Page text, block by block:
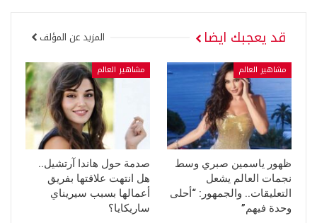
قد يعجبك ايضا المزيد عن المؤلف
مشاهير العالم
ظهور ياسمين صبري وسط
نجمات العالم يشعل
التعليقات.. والجمهور: “أحلى
وحدة فيهم”
مشاهير العالم
صدمة حول هاندا آرتشيل..
هل انتهت علاقتها بفريق
أعمالها بسبب سيريناي
ساريكايا؟